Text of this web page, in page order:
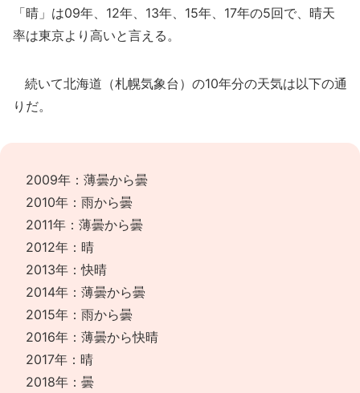
「晴」は09年、12年、13年、15年、17年の5回で、晴天
率は東京より高いと言える。
続いて北海道（札幌気象台）の10年分の天気は以下の通
りだ。
2009年：薄曇から曇
2010年：雨から曇
2011年：薄曇から曇
2012年：晴
2013年：快晴
2014年：薄曇から曇
2015年：雨から曇
2016年：薄曇から快晴
2017年：晴
2018年：曇